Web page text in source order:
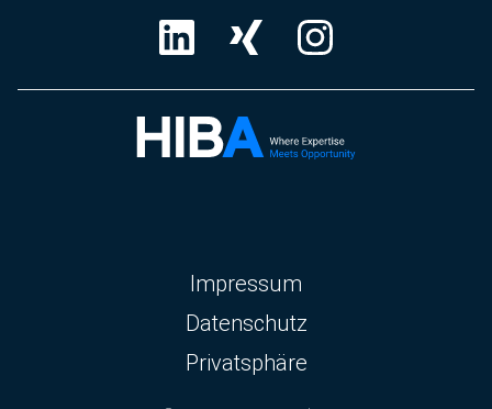
Navigation
überspringen
Impressum
Datenschutz
Privatsphäre